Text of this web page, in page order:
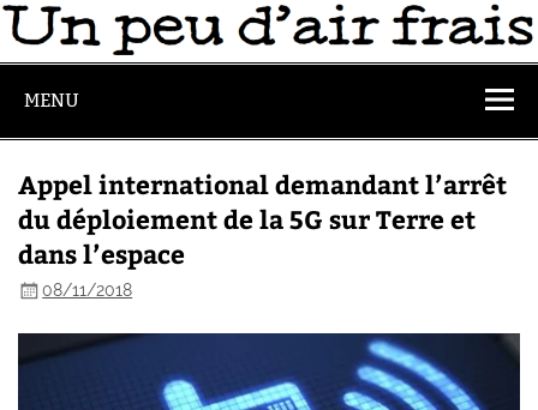
MENU
Appel international demandant l’arrêt
du déploiement de la 5G sur Terre et
dans l’espace
08/11/2018